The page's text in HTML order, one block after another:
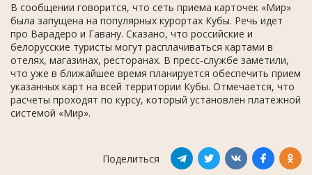
В сообщении говорится, что сеть приема карточек «Мир»
была запущена на популярных курортах Кубы. Речь идет
про Варадеро и Гавану. Сказано, что российские и
белорусские туристы могут расплачиваться картами в
отелях, магазинах, ресторанах. В пресс-службе заметили,
что уже в ближайшее время планируется обеспечить прием
указанных карт на всей территории Кубы. Отмечается, что
расчеты проходят по курсу, который установлен платежной
системой «Мир».
Поделиться